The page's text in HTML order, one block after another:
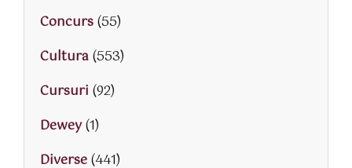
Concurs(55)
Cultura(553)
Cursuri (92)
Dewey(1)
Diverse(441)